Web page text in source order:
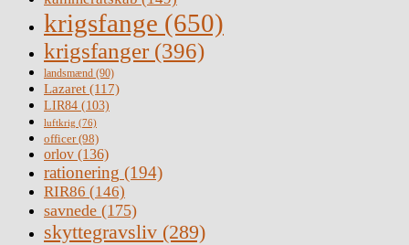
krigsfange (650)
krigsfanger (396)
landsmænd (90)
Lazaret (117)
LIR84 (103)
luftkrig (76)
officer(98)
orlov (136)
rationering (194)
RIR86 (146)
savnede (175)
skyttegravsliv (289)